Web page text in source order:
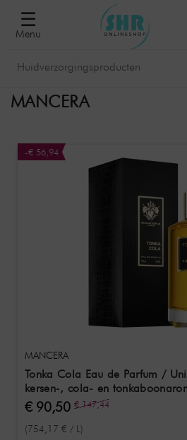
☰
Menu
MANCERA
-€ 56,94
MANCERA
Tonka Cola Eau de Parfum /
kersen-, cola- en
€ 90,50 € 147,44
(754,17 € / L)